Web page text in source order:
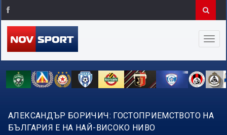
АЛЕКСАНДЪР БОРИЧИЧ: ГОСТОПРИЕМСТВОТО НА
БЪЛГАРИЯ Е НА НАЙ-ВИСОКО НИВО